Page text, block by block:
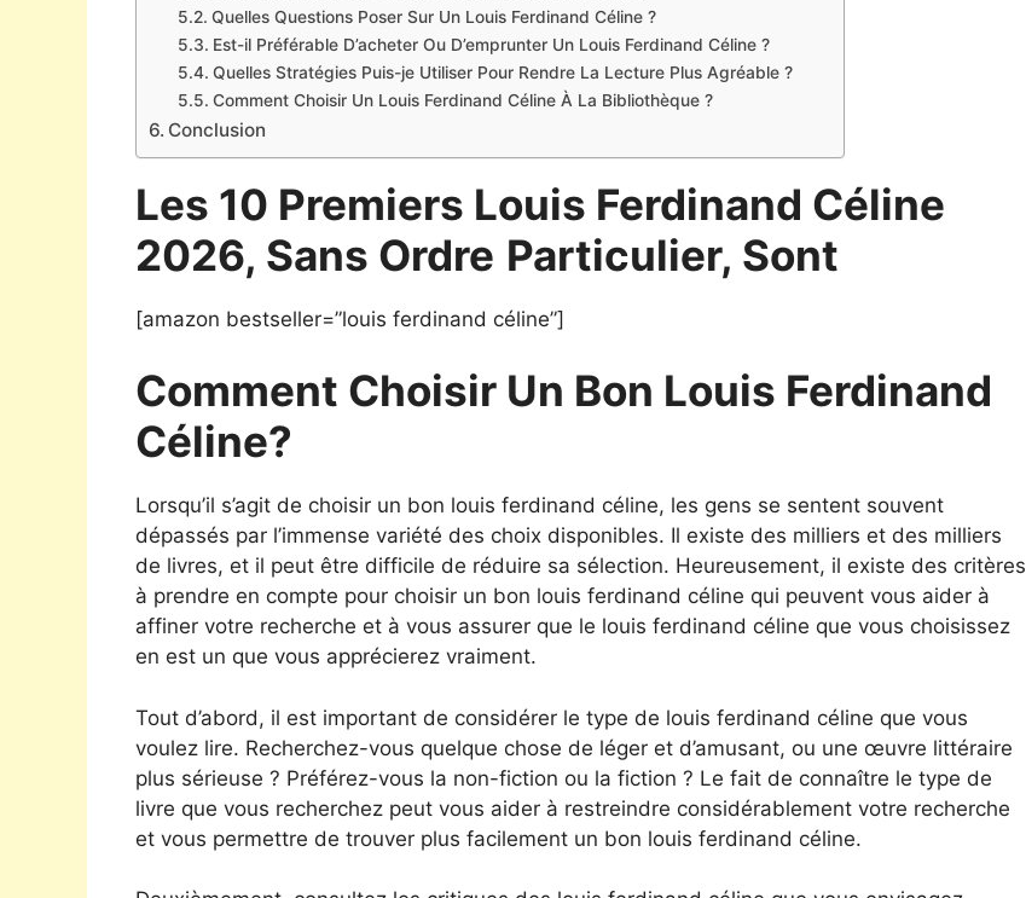
Quelles Questions Poser Sur Un Louis Ferdinand Céline ?
Est-il Préférable D’acheter Ou D’emprunter Un Louis Ferdinand Céline ?
Quelles Stratégies Puis-je Utiliser Pour Rendre La Lecture Plus Agréable ?
Comment Choisir Un Louis Ferdinand Céline À La Bibliothèque ?
Conclusion
Les 10 Premiers Louis Ferdinand Céline
2026, Sans Ordre Particulier, Sont
[amazon bestseller=”louis ferdinand céline”]
Comment Choisir Un Bon Louis Ferdinand
Céline?
Lorsqu’il s’agit de choisir un bon louis ferdinand céline, les gens se sentent souvent
dépassés par l’immense variété des choix disponibles. Il existe des milliers et des milliers
de livres, et il peut être difficile de réduire sa sélection. Heureusement, il existe des critères
à prendre en compte pour choisir un bon louis ferdinand céline qui peuvent vous aider à
affiner votre recherche et à vous assurer que le louis ferdinand céline que vous choisissez
en est un que vous apprécierez vraiment.
Tout d’abord, il est important de considérer le type de louis ferdinand céline que vous
voulez lire. Recherchez-vous quelque chose de léger et d’amusant, ou une œuvre littéraire
plus sérieuse ? Préférez-vous la non-fiction ou la fiction ? Le fait de connaître le type de
livre que vous recherchez peut vous aider à restreindre considérablement votre recherche
et vous permettre de trouver plus facilement un bon louis ferdinand céline.